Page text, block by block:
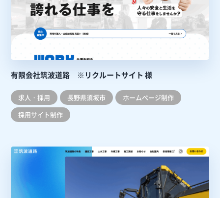
有限会社筑波道路 ※リクルートサイト 様
求人・採用 長野県須坂市
ホームぺージ制作
採用サイト制作